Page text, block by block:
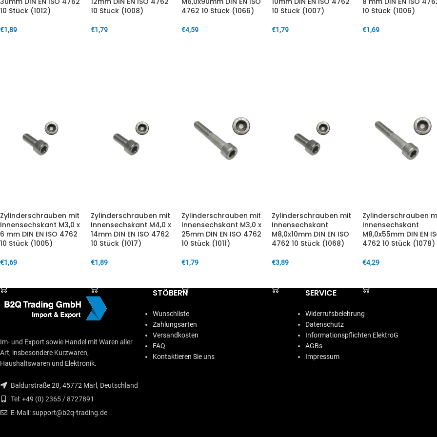
10 Stück (1012)
€1,89
10 Stück (1008)
€1,79
4762 10 Stück (1066)
€4,59
10 Stück (1007)
€1,79
10 Stück (1006)
€1,69
Zylinderschrauben mit
Innensechskant M3,0 x
6 mm DIN EN ISO 4762
10 Stück (1005)
€1,69
Zylinderschrauben mit
Innensechskant M4,0 x
14mm DIN EN ISO 4762
10 Stück (1017)
€1,89
Zylinderschrauben mit
Innensechskant M3,0 x
25mm DIN EN ISO 4762
10 Stück (1011)
€1,79
Zylinderschrauben mit
Innensechskant
M8,0x10mm DIN EN ISO
4762 10 Stück (1068)
€3,89
Zylinderschrauben
Innensechskant
M8,0x55mm DIN EN
4762 10 Stück (1078)
€4,29
Im- und Export sowie Handel mit Waren aller
Art, insbesondere Kurzwaren,
Haushaltswaren und Elektronik.
Baldurstraße 28, 45772 Marl, Deutschland
Tel: +49 (0) 2365 / 8727891
E-Mail: support@b2q-trading.de
STÖBERN
Wunschliste
Zahlungsarten
Versandkosten
FAQ
Kontaktieren Sie uns
SERVICE
Widerrufsbelehrung
Datenschutz
Informationspflichten ElektroG
AGBs
Impressum